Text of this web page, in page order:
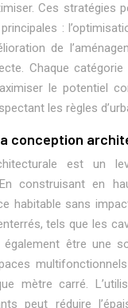
Ces stratégies
:
de
Chaque
le potentiel
les règles
conception
est un
construisant en
habitable sans
tels que les
également être une
mètre carré.
peut réduire